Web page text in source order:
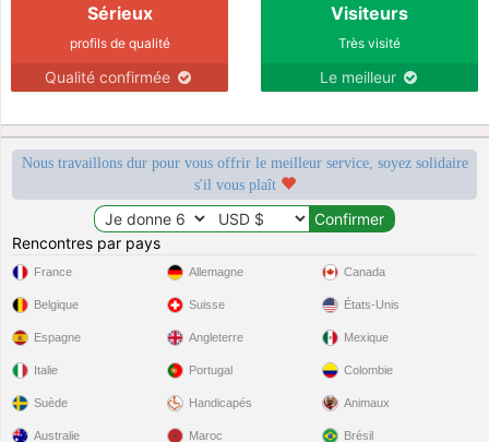
Sérieux
profils de qualité
Qualité confirmée
Visiteurs
Très visité
Le meilleur
Nous travaillons dur pour vous offrir le meilleur service, soyez solidaire
s'il vous plaît
Rencontres par pays
France
Belgique
Espagne
Italie
Suède
Allemagne
Suisse
Angleterre
Portugal
Handicapés
Canada
États-Unis
Mexique
Colombie
Animaux
Australie Maroc Brésil